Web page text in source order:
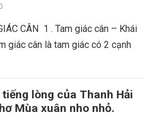
CÂN 1 . Tam giác cân – Khái
giác cân là tam giác có 2 cạnh
lòng của Thanh Hải
Mùa xuân nho nhỏ.